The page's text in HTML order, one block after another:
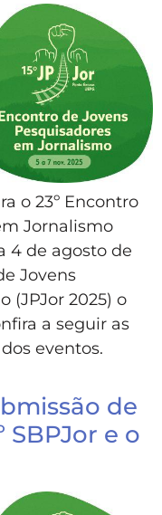
o 23º Encontro
Jornalismo
4 de agosto de
Jovens
(JPJor 2025) o
a seguir as
eventos.
de
SBPJor e o